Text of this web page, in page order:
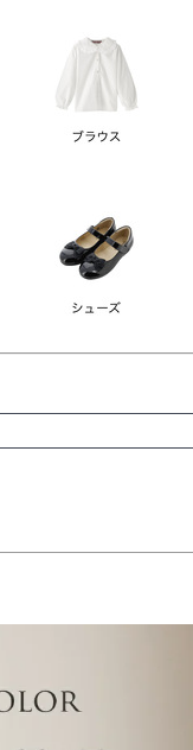
160
165